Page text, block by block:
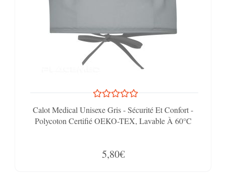
Calot Medical Unisexe Gris - Sécurité Et Confort -
Polycoton Certifié OEKO-TEX, Lavable À 60°C
5,80€